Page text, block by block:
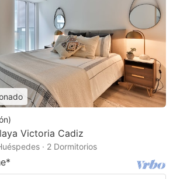
)
Victoria Cadiz
· 2 Dormitorios
*